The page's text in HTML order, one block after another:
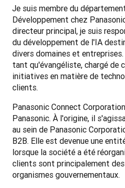
Je suis membre du
Développement chez
directeur principal, je suis
du développement de l'IA
divers domaines et
tant qu'évangéliste, chargé de
initiatives en matière de
clients.
Panasonic Connect
Panasonic. À l'origine, il
au sein de Panasonic
B2B. Elle est devenue une
lorsque la société a été
clients sont principalement
organismes gouvernementaux.